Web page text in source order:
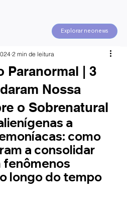
Explorar neonews
Paranormal | 3
Nossa
o Sobrenatural
2 min de leitura
a
como
a consolidar
fenômenos
longo do tempo